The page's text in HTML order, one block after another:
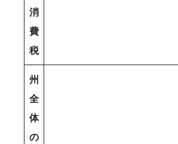
消
費
税
州
全
体
の